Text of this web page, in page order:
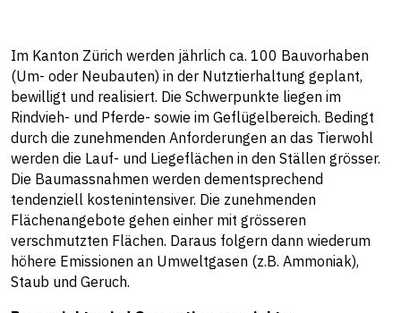
Im Kanton Zürich werden jährlich ca. 100 Bauvorhaben
(Um- oder Neubauten) in der Nutztierhaltung geplant,
bewilligt und realisiert. Die Schwerpunkte liegen im
Rindvieh- und Pferde- sowie im Geflügelbereich. Bedingt
durch die zunehmenden Anforderungen an das Tierwohl
werden die Lauf- und Liegeflächen in den Ställen grösser.
Die Baumassnahmen werden dementsprechend
tendenziell kostenintensiver. Die zunehmenden
Flächenangebote gehen einher mit grösseren
verschmutzten Flächen. Daraus folgern dann wiederum
höhere Emissionen an Umweltgasen (z.B. Ammoniak),
Staub und Geruch.